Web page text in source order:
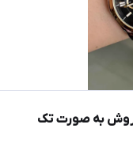
به صورت تک